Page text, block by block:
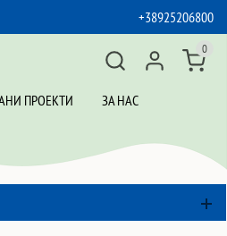
+38925206800
ПРОЕКТИ
ЗА НАС
0